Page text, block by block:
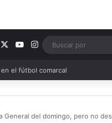
YouTube
Instagram
perfilando sus plantillas
General del domingo, pero no